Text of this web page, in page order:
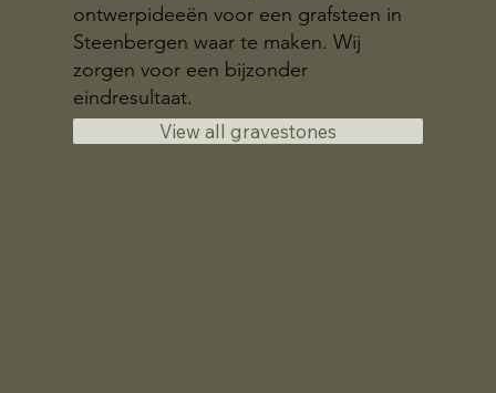
ontwerpideeën voor een grafsteen in
Steenbergen waar te maken. Wij
zorgen voor een bijzonder
eindresultaat.
View all gravestones